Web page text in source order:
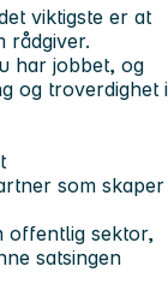
viktigste er at
rådgiver.
har jobbet, og
og troverdighet i
som skaper
offentlig sektor,
satsingen